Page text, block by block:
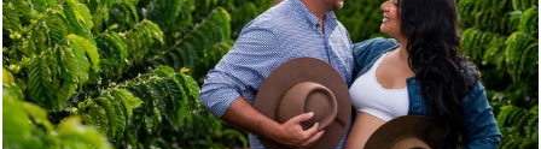
115 0